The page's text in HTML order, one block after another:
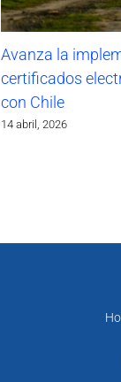
Avanza la
certificados
con Chile
14 abril, 2026